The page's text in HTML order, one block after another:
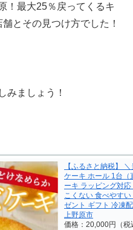
！最大25％戻ってくるキ
とその見つけ方でした！
みましょう！
【ふるさと納税】
ケーキ ホール 1台（
ーキ ラッピング対
こくない 食べやす
ゼント ギフト 冷凍
上野原市
価格：20,000円（